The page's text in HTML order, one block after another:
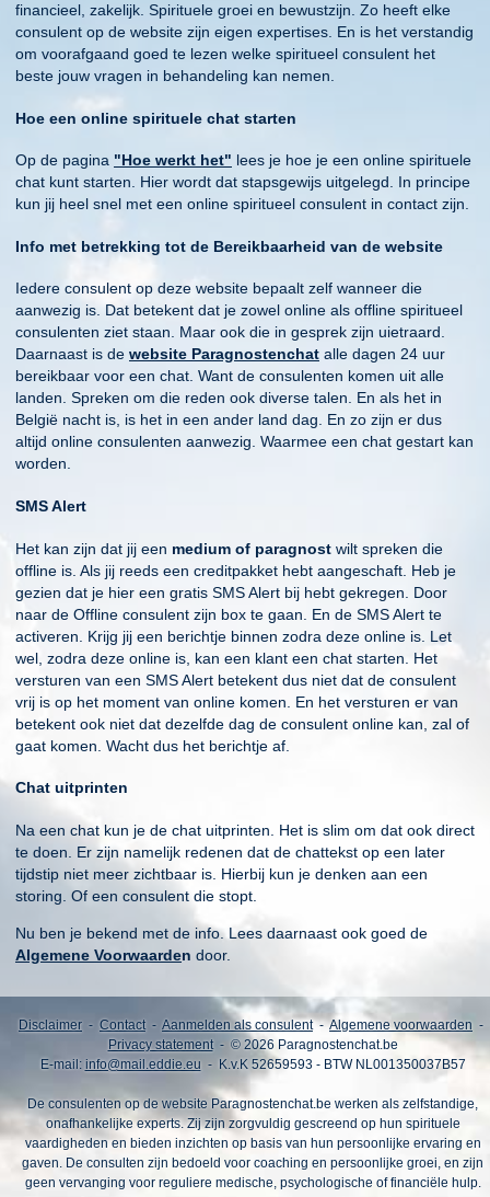
financieel, zakelijk. Spirituele groei en bewustzijn. Zo heeft elke
consulent op de website zijn eigen expertises. En is het verstandig
om voorafgaand goed te lezen welke spiritueel consulent het
beste jouw vragen in behandeling kan nemen.
Hoe een online spirituele chat starten
Op de pagina "Hoe werkt het" lees je hoe je een online spirituele
chat kunt starten. Hier wordt dat stapsgewijs uitgelegd. In principe
kun jij heel snel met een online spiritueel consulent in contact zijn.
Info met betrekking tot de Bereikbaarheid van de website
Iedere consulent op deze website bepaalt zelf wanneer die
aanwezig is. Dat betekent dat je zowel online als offline spiritueel
consulenten ziet staan. Maar ook die in gesprek zijn uietraard.
Daarnaast is de website Paragnostenchat alle dagen 24 uur
bereikbaar voor een chat. Want de consulenten komen uit alle
landen. Spreken om die reden ook diverse talen. En als het in
België nacht is, is het in een ander land dag. En zo zijn er dus
altijd online consulenten aanwezig. Waarmee een chat gestart kan
worden.
SMS Alert
Het kan zijn dat jij een medium of paragnost wilt spreken die
offline is. Als jij reeds een creditpakket hebt aangeschaft. Heb je
gezien dat je hier een gratis SMS Alert bij hebt gekregen. Door
naar de Offline consulent zijn box te gaan. En de SMS Alert te
activeren. Krijg jij een berichtje binnen zodra deze online is. Let
wel, zodra deze online is, kan een klant een chat starten. Het
versturen van een SMS Alert betekent dus niet dat de consulent
vrij is op het moment van online komen. En het versturen er van
betekent ook niet dat dezelfde dag de consulent online kan, zal of
gaat komen. Wacht dus het berichtje af.
Chat uitprinten
Na een chat kun je de chat uitprinten. Het is slim om dat ook direct
te doen. Er zijn namelijk redenen dat de chattekst op een later
tijdstip niet meer zichtbaar is. Hierbij kun je denken aan een
storing. Of een consulent die stopt.
Nu ben je bekend met de info. Lees daarnaast ook goed de
Algemene Voorwaarden door.
Disclaimer - Contact- Aanmelden als consulent-Algemene voorwaarden -
Privacy statement- © 2026 Paragnostenchat.be
E-mail: info@mail.eddie.eu- K.v.K 52659593 - BTW NL001350037B57
De consulenten op de website Paragnostenchat.be werken als zelfstandige,
onafhankelijke experts. Zij zijn zorgvuldig gescreend op hun spirituele
vaardigheden en bieden inzichten op basis van hun persoonlijke ervaring en
gaven. De consulten zijn bedoeld voor coaching en persoonlijke groei, en zijn
geen vervanging voor reguliere medische, psychologische of financiële hulp.